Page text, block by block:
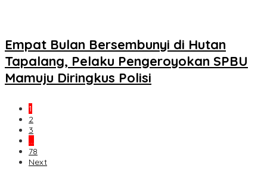
Empat Bulan Bersembunyi di Hutan
Tapalang, Pelaku Pengeroyokan SPBU
Mamuju Diringkus Polisi
1
2
3
…
78
Next